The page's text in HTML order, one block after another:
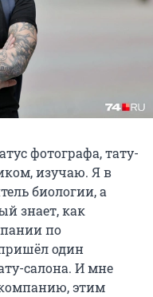
фотографа, тату-
изучаю. Я в
биологии, а
знает, как
по
один
салона. И мне
этим